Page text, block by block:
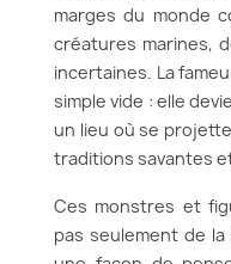
marges du monde
créatures marines,
incertaines. La
simple vide : elle
un lieu où se
traditions savantes
Ces monstres et
pas seulement de